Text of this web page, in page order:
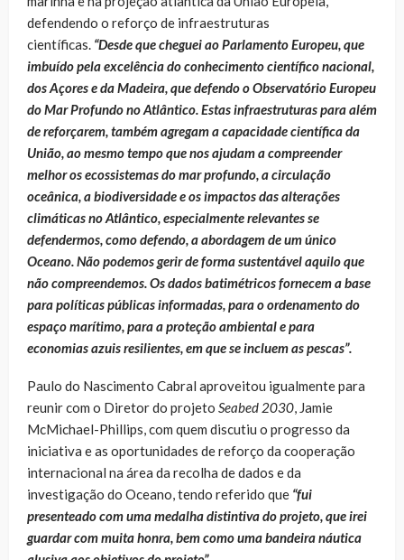
defendendo o reforço de infraestruturas
científicas. “Desde que cheguei ao Parlamento Europeu, que
imbuído pela excelência do conhecimento científico nacional,
dos Açores e da Madeira, que defendo o Observatório Europeu
do Mar Profundo no Atlântico. Estas infraestruturas para além
de reforçarem, também agregam a capacidade científica da
União, ao mesmo tempo que nos ajudam a compreender
melhor os ecossistemas do mar profundo, a circulação
oceânica, a biodiversidade e os impactos das alterações
climáticas no Atlântico, especialmente relevantes se
defendermos, como defendo, a abordagem de um único
Oceano. Não podemos gerir de forma sustentável aquilo que
não compreendemos. Os dados batimétricos fornecem a base
para políticas públicas informadas, para o ordenamento do
espaço marítimo, para a proteção ambiental e para
economias azuis resilientes, em que se incluem as pescas”.
Paulo do Nascimento Cabral aproveitou igualmente para
reunir com o Diretor do projeto Seabed 2030, Jamie
McMichael-Phillips, com quem discutiu o progresso da
iniciativa e as oportunidades de reforço da cooperação
internacional na área da recolha de dados e da
investigação do Oceano, tendo referido que “fui
presenteado com uma medalha distintiva do projeto, que irei
guardar com muita honra, bem como uma bandeira náutica